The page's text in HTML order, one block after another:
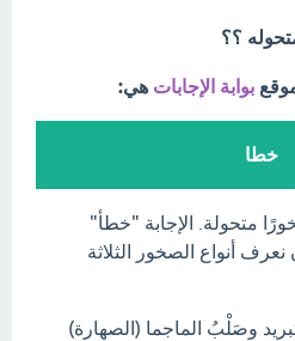
؟؟
بوابة الإجابات هي:
خطا
متحولة. الإجابة "خطأ"
أنواع الصخور الثلاثة
وصَلْبُ الماجما (الصهارة)